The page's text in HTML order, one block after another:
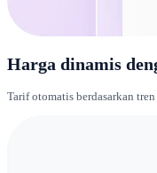
Harga dinamis
Tarif otomatis berdasarkan tren